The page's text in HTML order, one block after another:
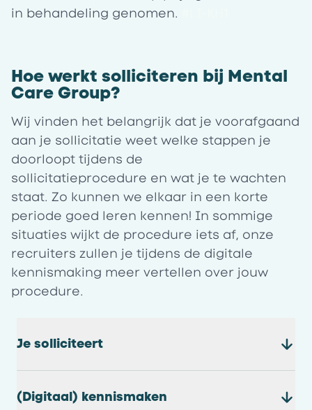
in behandeling genomen.
Hoe werkt solliciteren bij Mental
Care Group?
Wij vinden het belangrijk dat je voorafgaand
aan je sollicitatie weet welke stappen je
doorloopt tijdens de
sollicitatieprocedure en wat je te wachten
staat. Zo kunnen we elkaar in een korte
periode goed leren kennen! In sommige
situaties wijkt de procedure iets af, onze
recruiters zullen je tijdens de digitale
kennismaking meer vertellen over jouw
procedure.
Je solliciteert
(Digitaal) kennismaken